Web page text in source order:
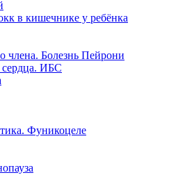
в кишечнике у ребёнка
члена. Болезнь Пейрони
сердца. ИБС
Фуникоцеле